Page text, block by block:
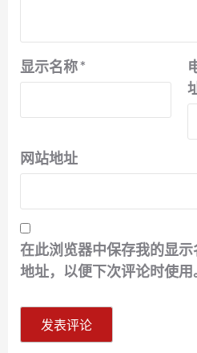
显示名称*
网站地址
在此浏览器中保存我的显
地址，以便下次评论时使用